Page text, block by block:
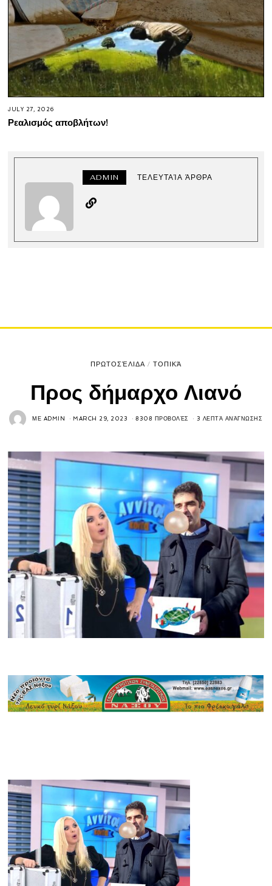
JULY 27, 2026
Ρεαλισμός αποβλήτων!
ADMIN ΤΕΛΕΥΤΑΊΑ ΆΡΘΡΑ
ΠΡΩΤΟΣΈΛΙΔΑ / ΤΟΠΙΚΆ
Προς δήμαρχο Λιανό
ΜΕ ADMIN MARCH 29, 2023 8308 ΠΡΟΒΟΛΈΣ 3 ΛΕΠΤΆ ΑΝΆΓΝΩΣΗΣ